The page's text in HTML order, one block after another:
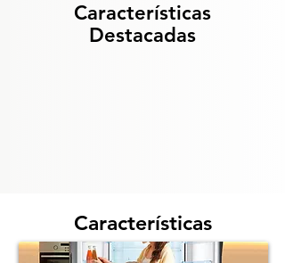
Características
Destacadas
Características